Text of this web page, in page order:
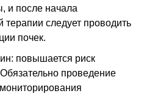
и после начала
терапии следует проводить
почек.
повышается риск
проведение